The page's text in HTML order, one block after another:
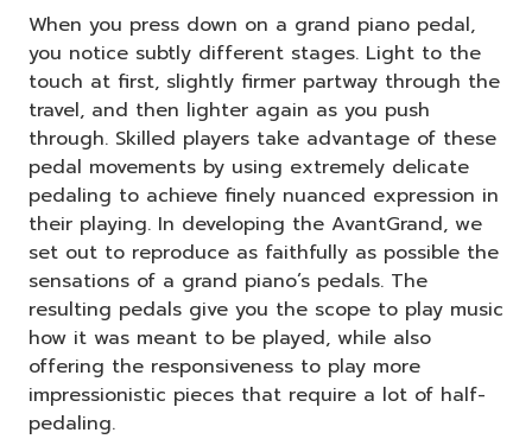
When you press down on a grand piano pedal,
you notice subtly different stages. Light to the
touch at first, slightly firmer partway through the
travel, and then lighter again as you push
through. Skilled players take advantage of these
pedal movements by using extremely delicate
pedaling to achieve finely nuanced expression in
their playing. In developing the AvantGrand, we
set out to reproduce as faithfully as possible the
sensations of a grand piano’s pedals. The
resulting pedals give you the scope to play music
how it was meant to be played, while also
offering the responsiveness to play more
impressionistic pieces that require a lot of half-
pedaling.